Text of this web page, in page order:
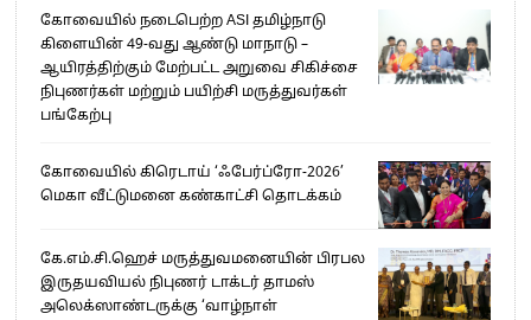
கோவையில் நடைபெற்ற ASI தமிழ்நாடு
கிளையின் 49-வது ஆண்டு மாநாடு –
ஆயிரத்திற்கும் மேற்பட்ட அறுவை சிகிச்சை
நிபுணர்கள் மற்றும் பயிற்சி மருத்துவர்கள்
பங்கேற்பு
கோவையில் கிரெடாய் ‘ஃபேர்ப்ரோ-2026’
மெகா வீட்டுமனை கண்காட்சி தொடக்கம்
கே.எம்.சி.ஹெச் மருத்துவமனையின் பிரபல
இருதயவியல் நிபுணர் டாக்டர் தாமஸ்
அலெக்ஸாண்டருக்கு ‘வாழ்நாள்